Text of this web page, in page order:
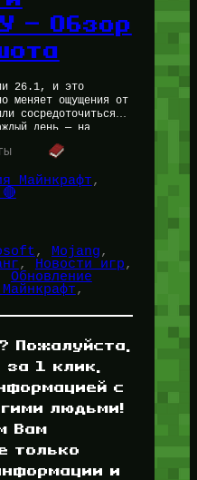
— Обзор
26.1, и это
меняет ощущения от
сосредоточиться
день — на
изменение,
Майнкрафт
, Mojang
, Новости игр
Обновление
Пожалуйста,
за 1 клик,
с
людьми!
Вам
только
и